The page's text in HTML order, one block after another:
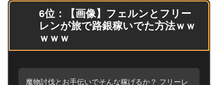
6位：【画像】フェルンとフリー
レンが旅で路銀稼いでた方法ｗｗ
ｗｗｗ
魔物討伐とお手伝いでそんな稼げるか？ フリーレ